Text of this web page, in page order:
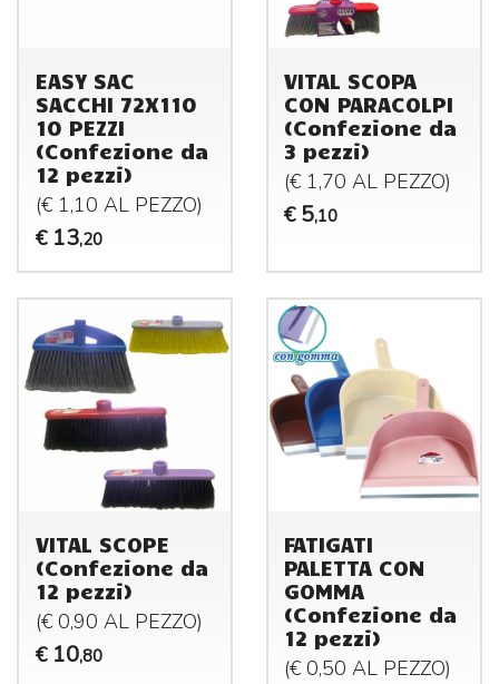
EASY SAC
SACCHI 72X110
10 PEZZI
(Confezione da
12 pezzi)
(€ 1,10 AL PEZZO)
€ 13,20
VITAL SCOPA
CON PARACOLPI
(Confezione da
3 pezzi)
(€ 1,70 AL PEZZO)
€ 5,10
VITAL SCOPE
(Confezione da
12 pezzi)
(€ 0,90 AL PEZZO)
€ 10,80
FATIGATI
PALETTA CON
GOMMA
(Confezione da
12 pezzi)
(€ 0,50 AL PEZZO)